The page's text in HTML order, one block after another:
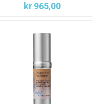
kr 965,00